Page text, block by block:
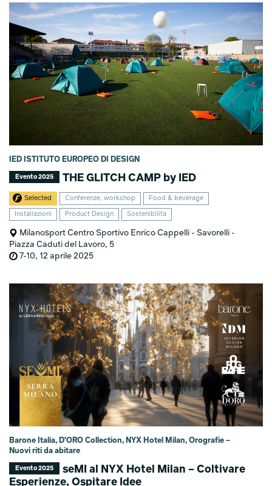
IED ISTITUTO EUROPEO DI DESIGN
Evento 2025 THE GLITCH CAMP by IED
Selected Conferenze, workshop Food & beverage
Installazioni Product Design Sostenibilità
Milanosport Centro Sportivo Enrico Cappelli - Savorelli -
Piazza Caduti del Lavoro, 5
7-10, 12 aprile 2025
Barone Italia, D'ORO Collection, NYX Hotel Milan, Orografie –
Nuovi riti da abitare
Evento 2025
seMI al NYX Hotel Milan – Coltivare
Esperienze, Ospitare Idee